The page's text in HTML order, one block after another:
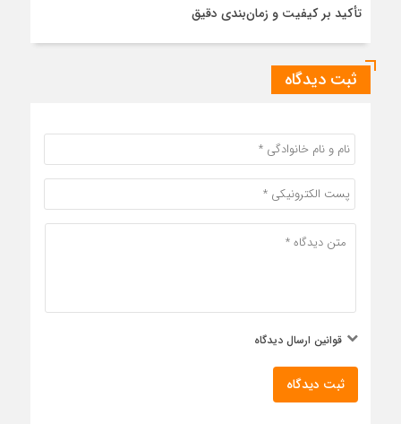
تأکید بر کیفیت و زمان‌بندی دقیق
ثبت دیدگاه
قوانین ارسال دیدگاه
ثبت دیدگاه